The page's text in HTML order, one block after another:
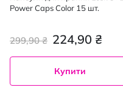
Power Caps Color 15 шт.
224,90 ₴
299,90 ₴
Купити